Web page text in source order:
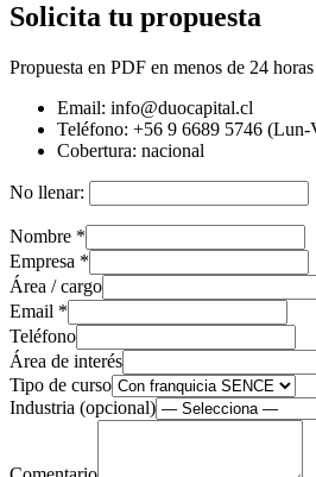
Solicita tu propuesta
Propuesta en PDF en menos de 24
Email: info@duocapital.cl
Teléfono: +56 9 6689 5746 (Lun-
Cobertura: nacional
No llenar:
Nombre *
Empresa *
Área / cargo
Email *
Teléfono
Área de interés
Tipo de curso
Industria (opcional)